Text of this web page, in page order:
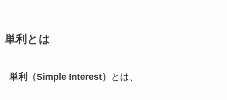
単利とは
単利（Simple Interest） とは、